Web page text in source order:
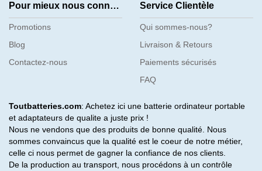
Pour mieux nous connaître
Promotions
Blog
Contactez-nous
Service Clientèle
Qui sommes-nous?
Livraison & Retours
Paiements sécurisés
FAQ
Toutbatteries.com: Achetez ici une batterie ordinateur portable
et adaptateurs de qualite a juste prix !
Nous ne vendons que des produits de bonne qualité. Nous
sommes convaincus que la qualité est le coeur de notre métier,
celle ci nous permet de gagner la confiance de nos clients.
De la production au transport, nous procédons à un contrôle